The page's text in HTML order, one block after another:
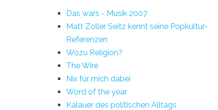
Das wars - Musik 2007
Matt Zoller Seitz kennt seine Popkultur-
Referenzen
Wozu Religion?
The Wire
Nix für mich dabei
Word of the year
Kalauer des politischen Alltags